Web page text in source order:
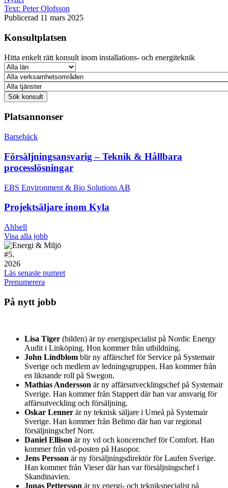
Text: Peter Olofsson
Publicerad 11 mars 2025
Konsultplatsen
Hitta enkelt rätt konsult inom installations- och energiteknik
Platsannonser
Barsebäck
Försäljningsansvarig – Teknik & Hållbara
processlösningar
EBS Environment & Bio Solutions AB
Projektsäljare inom Kyla
Ahlsell
Visa alla jobb
#5.
2026
Läs senaste numret
Prenumerera
På nytt jobb
Lisa Tiger (bilden) är ny energispecialist på Nordic Energy
Audit i Linköping. Hon kommer från utbildning.
John Lindblom blir ny affärschef för Service på Systemair
Sverige och medlem av ledningsgruppen. Han kommer från
en liknande roll på Swegon.
Mathias Andersson är ny affärsutvecklingschef på Systemair
Sverige. Han kommer från Stappert där han var ansvarig för
affärsutveckling och försäljning.
Oskar Lenner är ny teknisk säljare i Umeå på Systemair
Sverige. Han kommer från Belimo där han var regional
försäljningschef Norr.
Daniel Ellison är ny vd och koncernchef för Comfort. Han
kommer från vd-posten på Hasopor.
Jens Persson är ny försäljningsdirektör för Laufen Sverige.
Han kommer från Vieser där han var försäljningschef i
Skandinavien.
Jonas Pettersson är ny energi- och teknikspecialist på